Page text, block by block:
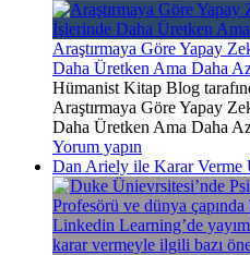
Araştırmaya Göre Yapay
Daha Üretken Ama Daha
Hümanist Kitap Blog
Araştırmaya Göre Yapay
Daha Üretken Ama Daha
Yorum yapın
Dan Ariely ile Karar Verme